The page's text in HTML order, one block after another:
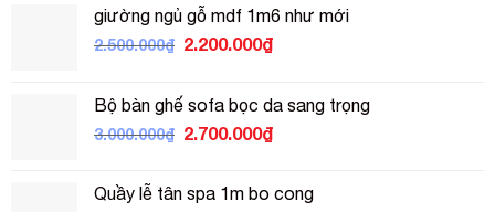
giường ngủ gỗ mdf 1m6 như mới
2.500.000₫ Giá
2.500.000₫.
2.200.000₫Giá
là:
2.200.000₫.
Bộ bàn ghế sofa bọc da sang trọng
3.000.000₫ Giá
3.000.000₫.
2.700.000₫Giá
là:
Quầy lễ tân spa 1m bo cong